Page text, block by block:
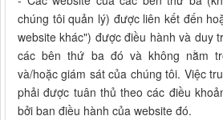
chúng tôi quản lý) được liên kết đến
website khác") được điều hành và duy
các bên thứ ba đó và không nằm
và/hoặc giám sát của chúng tôi. Việc
phải được tuân thủ theo các điều
bởi ban điều hành của website đó.